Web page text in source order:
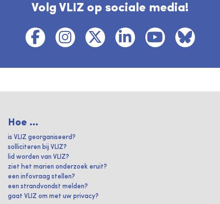
Volg VLIZ op sociale media!
Hoe ...
is VLIZ georganiseerd?
solliciteren bij VLIZ?
lid worden van VLIZ?
ziet het marien onderzoek eruit?
een infovraag stellen?
een strandvondst melden?
gaat VLIZ om met uw privacy?